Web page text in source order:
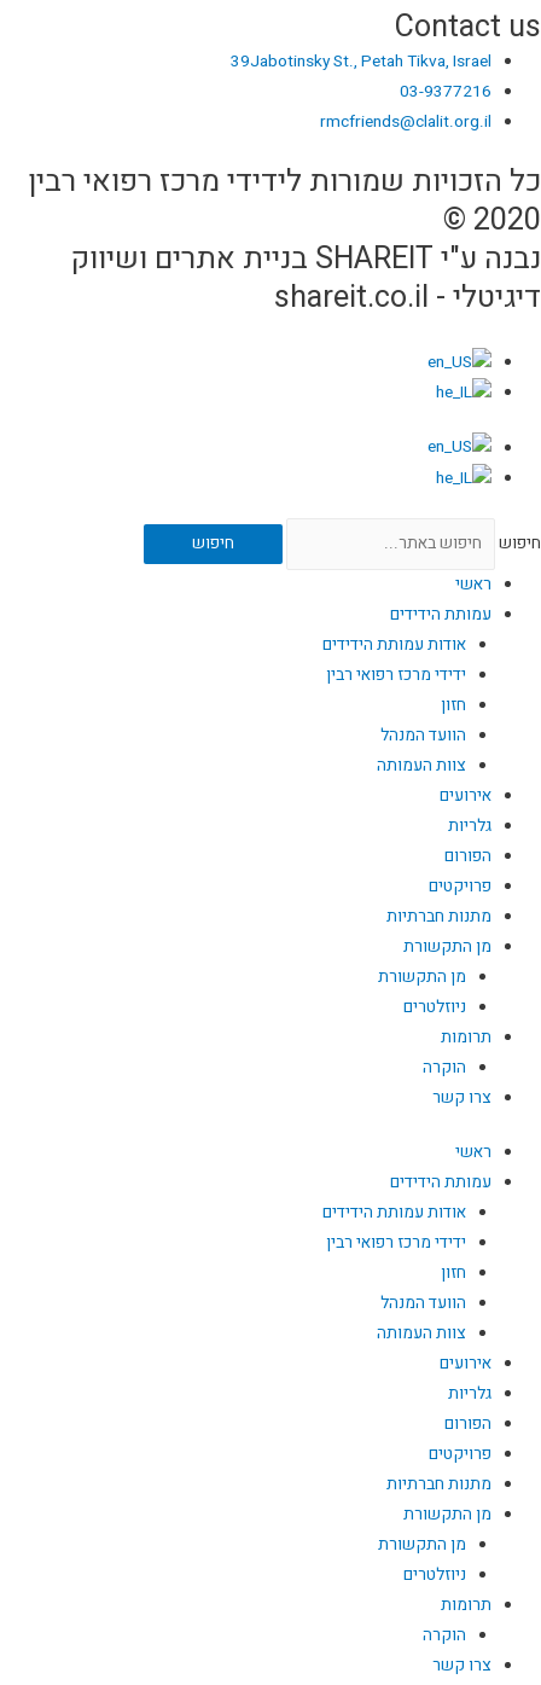
Contact us
39Jabotinsky St., Petah Tikva, Israel
03-9377216
rmcfriends@clalit.org.il
כל הזכויות שמורות לידידי מרכז רפואי רבין
2020 ©
נבנה ע"י SHAREIT בניית אתרים ושיווק
דיגיטלי - shareit.co.il
חיפוש
חיפוש
ראשי
עמותת הידידים
אודות עמותת הידידים
ידידי מרכז רפואי רבין
חזון
הוועד המנהל
צוות העמותה
אירועים
גלריות
הפורום
פרויקטים
מתנות חברתיות
מן התקשורת
מן התקשורת
ניוזלטרים
תרומות
הוקרה
צרו קשר
ראשי
עמותת הידידים
אודות עמותת הידידים
ידידי מרכז רפואי רבין
חזון
הוועד המנהל
צוות העמותה
אירועים
גלריות
הפורום
פרויקטים
מתנות חברתיות
מן התקשורת
מן התקשורת
ניוזלטרים
תרומות
הוקרה
צרו קשר